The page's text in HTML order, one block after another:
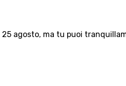
agosto, ma tu puoi